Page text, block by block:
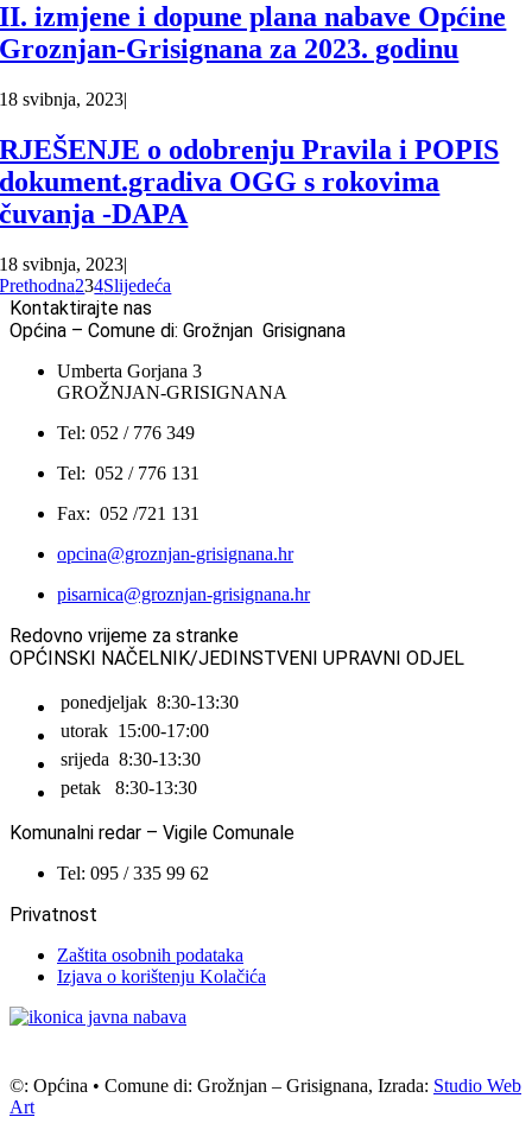
II. izmjene i dopune plana nabave Općine
Groznjan-Grisignana za 2023. godinu
18 svibnja, 2023|
RJEŠENJE o odobrenju Pravila i POPIS
dokument.gradiva OGG s rokovima
čuvanja -DAPA
18 svibnja, 2023|
Prethodna234Slijedeća
Kontaktirajte nas
Općina – Comune di: Grožnjan Grisignana
Umberta Gorjana 3
GROŽNJAN-GRISIGNANA
Tel: 052 / 776 349
Tel: 052 / 776 131
Fax: 052 /721 131
opcina@groznjan-grisignana.hr
pisarnica@groznjan-grisignana.hr
Redovno vrijeme za stranke
OPĆINSKI NAČELNIK/JEDINSTVENI UPRAVNI ODJEL
ponedjeljak 8:30-13:30
utorak 15:00-17:00
srijeda 8:30-13:30
petak
8:30-13:30
Komunalni redar – Vigile Comunale
Tel: 095 / 335 99 62
Privatnost
Zaštita osobnih podataka
Izjava o korištenju Kolačića
©: Općina • Comune di: Grožnjan – Grisignana, Izrada: Studio Web
Art